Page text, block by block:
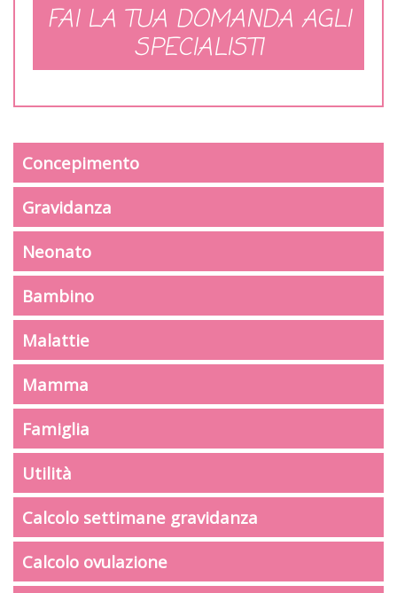
FAI LA TUA DOMANDA AGLI
SPECIALISTI
Concepimento
Gravidanza
Neonato
Bambino
Malattie
Mamma
Famiglia
Utilità
Calcolo settimane gravidanza
Calcolo ovulazione